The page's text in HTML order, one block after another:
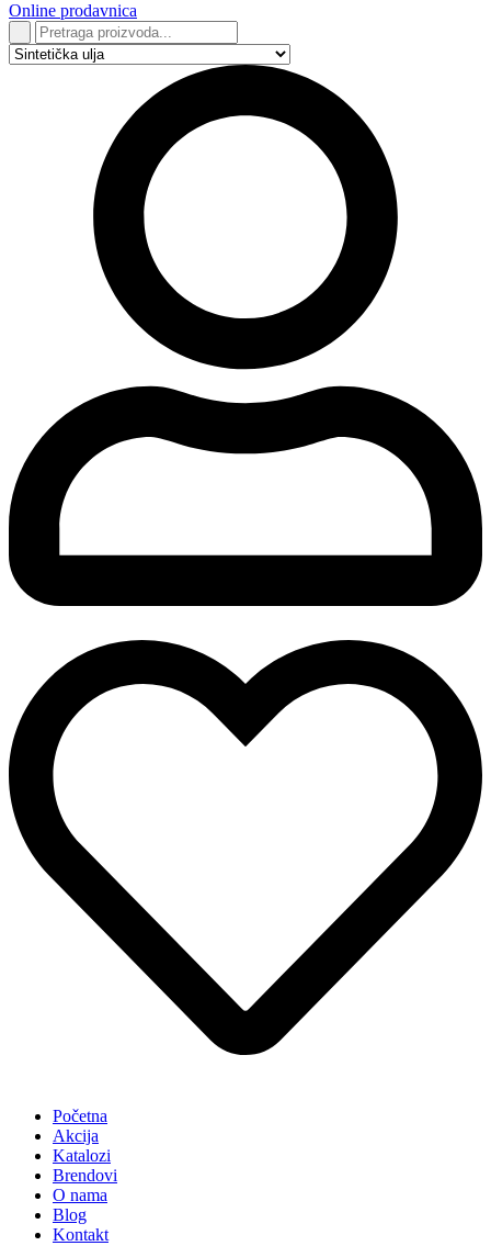
Online prodavnica
Početna
Akcija
Katalozi
Brendovi
O nama
Blog
Kontakt